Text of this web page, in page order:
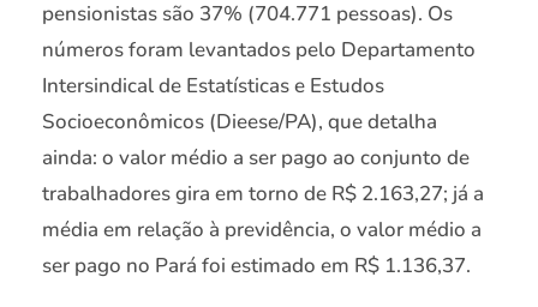
pensionistas são 37% (704.771 pessoas). Os
números foram levantados pelo Departamento
Intersindical de Estatísticas e Estudos
Socioeconômicos (Dieese/PA), que detalha
ainda: o valor médio a ser pago ao conjunto de
trabalhadores gira em torno de R$ 2.163,27; já a
média em relação à previdência, o valor médio a
ser pago no Pará foi estimado em R$ 1.136,37.